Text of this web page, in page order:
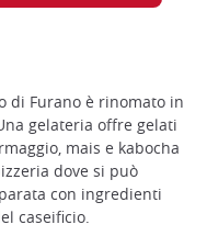
di Furano è rinomato in
gelateria offre gelati
mais e kabocha
dove si può
con ingredienti
caseificio.